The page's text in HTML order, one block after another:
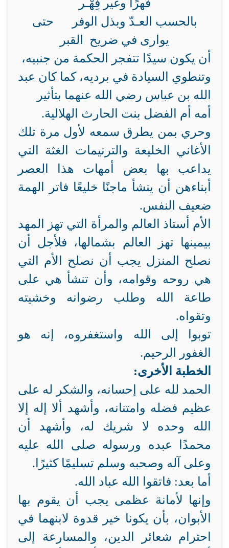
فهرًا وغير فِهْـر
بالحسب العـدّ وبذل الوفر حتى
يوارى في ضريح القبر
أن يكون سيدًا تتفجر الحكمة من جنبيه،
وتنطوي السيادة في برديه، كما كان عبد
الله بن عباس رضي الله عنهما بتأثير
أمه أم الفضل بنت الحارث الهلالية.
وحري بمن يطرق سمعه لأول مرة تلك
الأغاني الخليعة والترنيمات الغثة التي
يداعب بها بعض أمهات هذا العصر
أبناءهن أن ينشأ ماجنًا خليعًا فاتر الهمة
ضعيف النفس.
الأم أستاذ العالم والمرأة التي تهز المهد
بيمينها تهز العالم بشمالها، فلأجل أن
نصلح المنزل يجب أن نصلح الأم التي
هي روحه وقوامه، وأن تنشأ هي على
طاعة الله وطلب رضوانه وخشيته
وتقواه.
توبوا إلى الله واستغفروه، إنه هو
الغفور الرحيم.
الخطبة الأخرى:
الحمد لله على إحسانه، والشكر له على
عظيم فضله وامتنانه، وأشهد ألا إله إلا
الله وحده لا شريك له، وأشهد أن
محمدًا عبده ورسوله صلى الله عليه
وعلى آله وصحبه وسلم تسليمًا كثيرًا.
أما بعد: فاتقوا الله عباد الله.
وإنها لأمانة عظمى يجب أن يقوم بها
الأبوان، بأن يكونا خير قدوة لابنهما في
احترام شعائر الدين، والمسارعة إلى